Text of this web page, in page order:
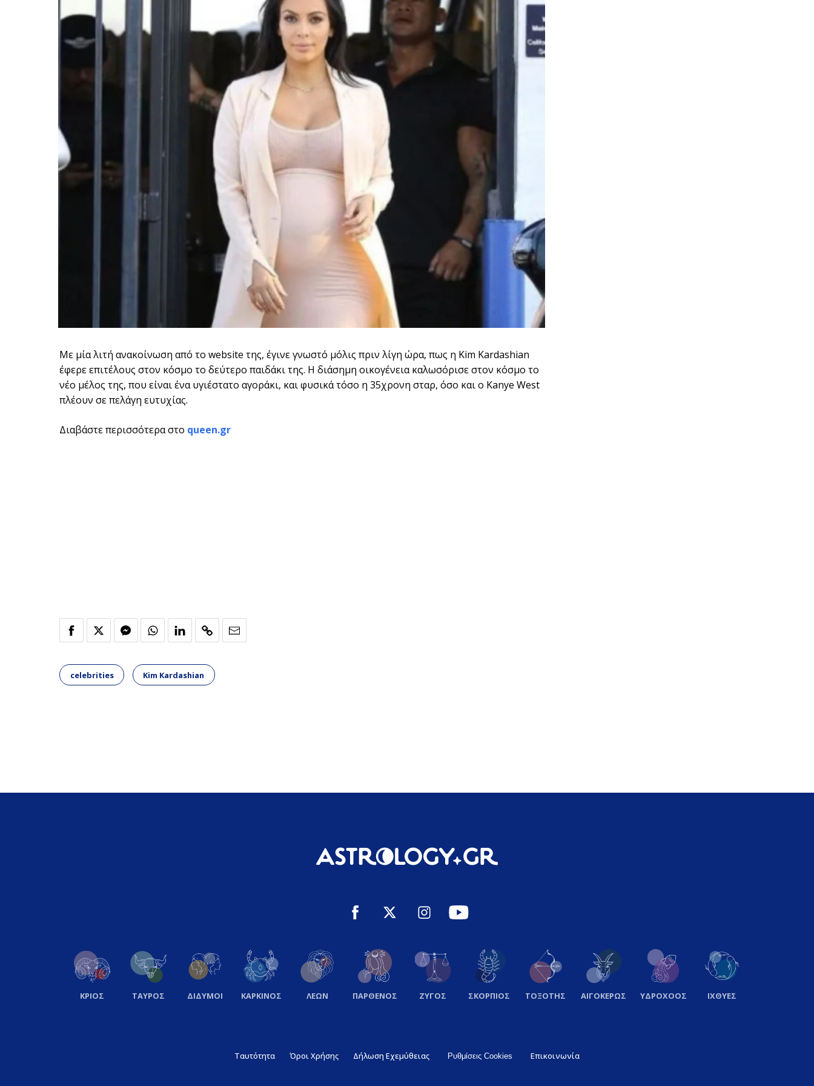
Με μία λιτή ανακοίνωση από το website της, έγινε γνωστό μόλις πριν λίγη ώρα, πως η Kim Kardashian
έφερε επιτέλους στον κόσμο το δεύτερο παιδάκι της. Η διάσημη οικογένεια καλωσόρισε στον κόσμο το
νέο μέλος της, που είναι ένα υγιέστατο αγοράκι, και φυσικά τόσο η 35χρονη σταρ, όσο και ο Kanye West
πλέουν σε πελάγη ευτυχίας.
Διαβάστε περισσότερα στο queen.gr
celebrities Kim Kardashian
ΚΡΙΟΣ ΤΑΥΡΟΣ ΔΙΔΥΜΟΙ ΚΑΡΚΙΝΟΣ ΛΕΩΝ ΠΑΡΘΕΝΟΣ ΖΥΓΟΣ ΣΚΟΡΠΙΟΣ ΤΟΞΟΤΗΣ ΑΙΓΟΚΕΡΩΣ ΥΔΡΟΧΟΟΣ ΙΧΘΥΕΣ
Ταυτότητα Όροι Χρήσης Δήλωση Εχεμύθειας Ρυθμίσεις Cookies Επικοινωνία